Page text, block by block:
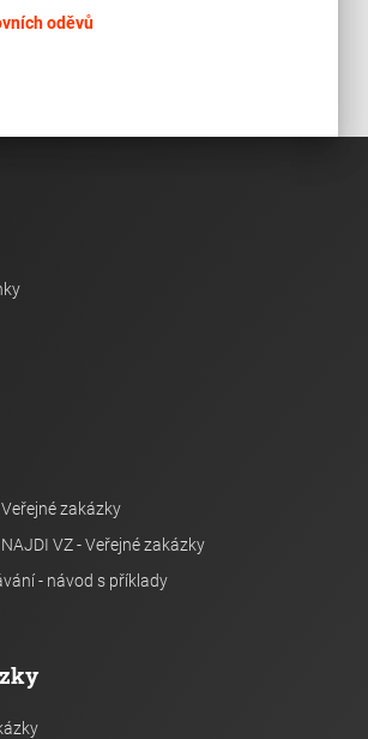
oděvů
zakázky
VZ - Veřejné zakázky
- návod s příklady